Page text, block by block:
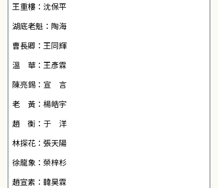
王重樓：沈保平
湖底老魁：陶海
曹長卿：王同輝
溫 華：王彥霖
陳亮錫：宣 言
老 黃：楊皓宇
趙 衡：于 洋
林探花：張天陽
徐龍象：榮梓杉
趙宣素：韓昊霖